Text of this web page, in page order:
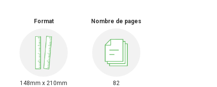
Format
148mm x 210mm
Nombre de pages
82